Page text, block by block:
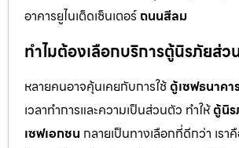
อาคารยูไนเต็ดเซ็นเตอร์ ถนนสีลม
ทำไมต้องเลือกบริการตู้นิรภัยส่ว
หลายคนอาจคุ้นเคยกับการใช้ ตู้เซฟธนาคา
เวลาทำการและความเป็นส่วนตัว ทำให้ตู้นิ
เซฟเอกชน กลายเป็นทางเลือกที่ดีกว่า เรา